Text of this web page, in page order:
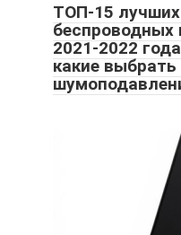
ТОП-15
беспроводных
2021-2022
какие выбрать